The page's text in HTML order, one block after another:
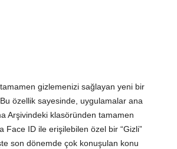
gizlemenizi sağlayan yeni bir
özellik sayesinde, uygulamalar ana
Arşivindeki klasöründen tamamen
Face ID ile erişilebilen özel bir “Gizli”
son dönemde çok konuşulan konu